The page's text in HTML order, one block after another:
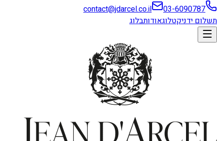
03-6090787
contact@jdarcel.co.il
תשלום ידניקטלוגאודותבלוג